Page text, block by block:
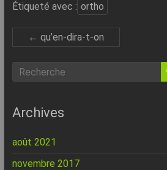
Étiqueté avec : ortho
← qu’en-dira-t-on
Archives
août 2021
novembre 2017